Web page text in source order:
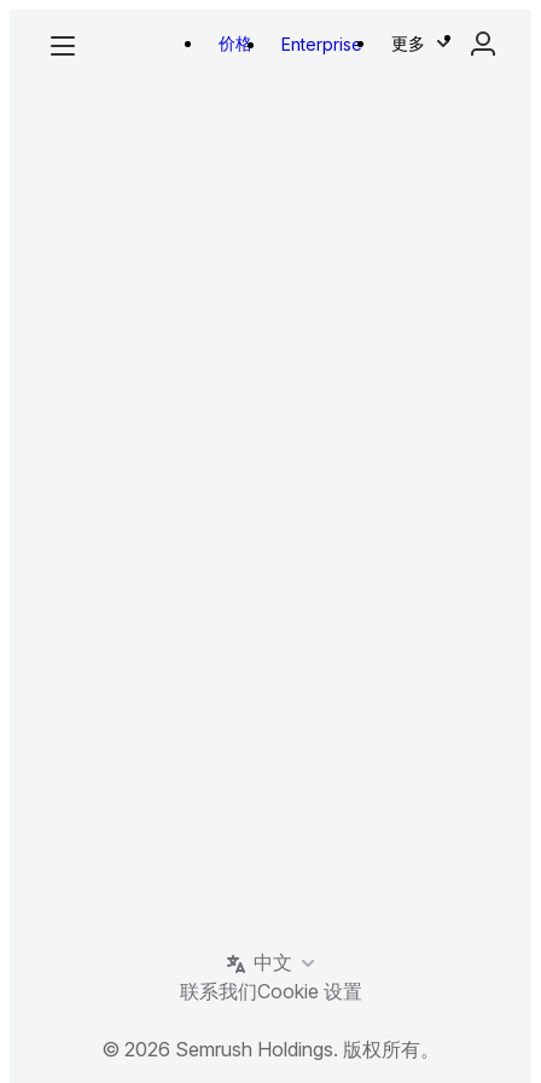
价格 Enterprise 更多
中文
联系我们Cookie 设置
© 2026 Semrush Holdings. 版权所有。